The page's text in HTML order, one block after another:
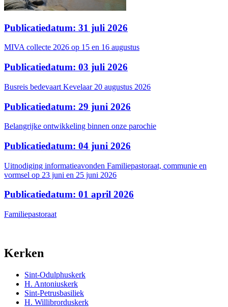
Publicatiedatum: 31 juli 2026
MIVA collecte 2026 op 15 en 16 augustus
Publicatiedatum: 03 juli 2026
Busreis bedevaart Kevelaar 20 augustus 2026
Publicatiedatum: 29 juni 2026
Belangrijke ontwikkeling binnen onze parochie
Publicatiedatum: 04 juni 2026
Uitnodiging informatieavonden Familiepastoraat, communie en
vormsel op 23 juni en 25 juni 2026
Publicatiedatum: 01 april 2026
Familiepastoraat
Kerken
Sint-Odulphuskerk
H. Antoniuskerk
Sint-Petrusbasiliek
H. Willibrorduskerk